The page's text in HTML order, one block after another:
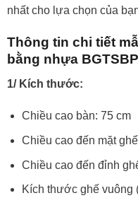
nhất cho lựa chọn của
Thông tin chi tiết
bằng nhựa
1/ Kích thước:
Chiều cao bàn: 75 cm
Chiều cao đến mặt
Chiều cao đến đỉnh
Kích thước ghế vuông